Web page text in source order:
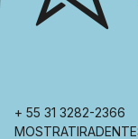
+ 55 31 3282-2366